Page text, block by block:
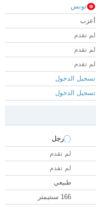
تونس
أعزب
لم تقدم
لم تقدم
لم تقدم
تسجيل الدخول
تسجيل الدخول
رجل
لم تقدم
لم تقدم
طبيعي
166 سنتيمتر